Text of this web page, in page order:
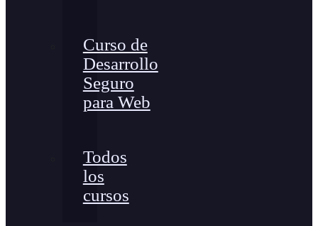
Curso de
Desarrollo
Seguro
para Web
Todos
los
cursos